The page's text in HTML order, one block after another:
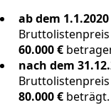
ab dem 1.1.2020
60.000 €
nach dem
80.000 € beträgt.